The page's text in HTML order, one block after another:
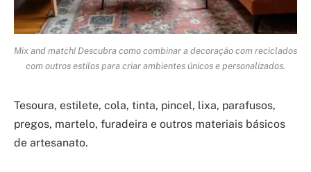
Mix and match! Descubra como combinar a decoração com reciclados
com outros estilos para criar ambientes únicos e personalizados.
Tesoura, estilete, cola, tinta, pincel, lixa, parafusos,
pregos, martelo, furadeira e outros materiais básicos
de artesanato.